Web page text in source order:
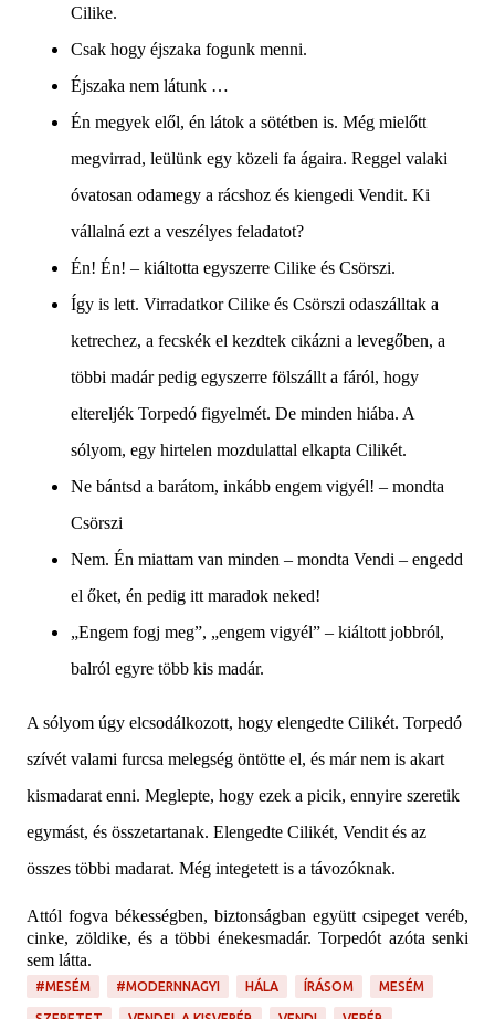
Cilike.
Csak hogy éjszaka fogunk menni.
Éjszaka nem látunk …
Én megyek elől, én látok a sötétben is. Még mielőtt
megvirrad, leülünk egy közeli fa ágaira. Reggel valaki
óvatosan odamegy a rácshoz és kiengedi Vendit. Ki
vállalná ezt a veszélyes feladatot?
Én! Én! – kiáltotta egyszerre Cilike és Csörszi.
Így is lett. Virradatkor Cilike és Csörszi odaszálltak a
ketrechez, a fecskék el kezdtek cikázni a levegőben, a
többi madár pedig egyszerre fölszállt a fáról, hogy
eltereljék Torpedó figyelmét. De minden hiába. A
sólyom, egy hirtelen mozdulattal elkapta Cilikét.
Ne bántsd a barátom, inkább engem vigyél! – mondta
Csörszi
Nem. Én miattam van minden – mondta Vendi – engedd
el őket, én pedig itt maradok neked!
„Engem fogj meg”, „engem vigyél” – kiáltott jobbról,
balról egyre több kis madár.
A sólyom úgy elcsodálkozott, hogy elengedte Cilikét. Torpedó
szívét valami furcsa melegség öntötte el, és már nem is akart
kismadarat enni. Meglepte, hogy ezek a picik, ennyire szeretik
egymást, és összetartanak. Elengedte Cilikét, Vendit és az
összes többi madarat. Még integetett is a távozóknak.
Attól fogva békességben, biztonságban együtt csipeget veréb,
cinke, zöldike, és a többi énekesmadár. Torpedót azóta senki
sem látta.
#MESÉM #MODERNNAGYI HÁLA ÍRÁSOM MESÉM